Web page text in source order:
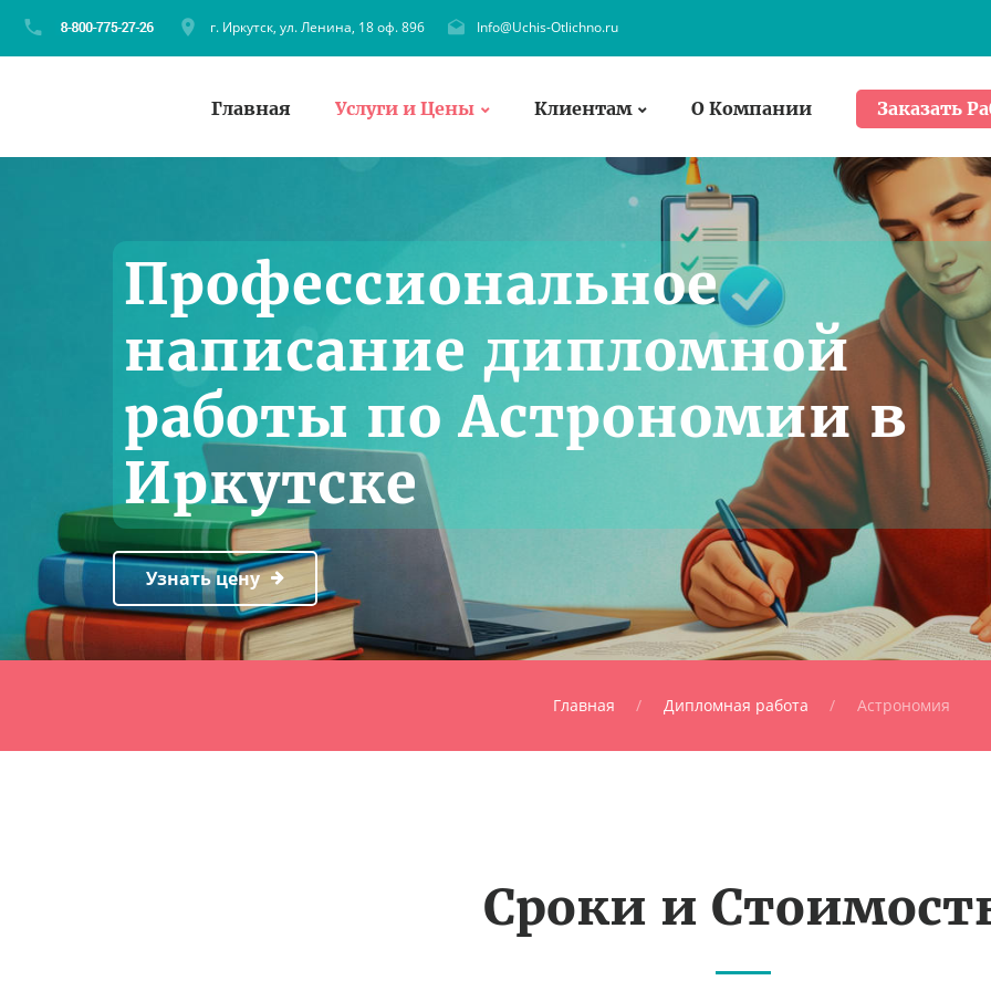
г. Иркутск, ул. Ленина, 18 оф. 896 Info@Uchis-Otlichno.ru
Главная Услуги и Цены Клиентам О Компании Заказать
Профессиональное
написание дипломной
работы по Астрономии в
Иркутске
Узнать цену
Главная Дипломная работа Астрономия
Сроки и